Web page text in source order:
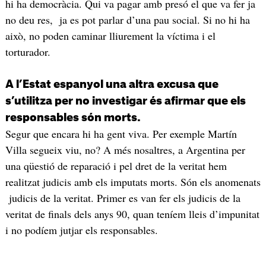
hi ha democràcia. Qui va pagar amb presó el que va fer ja
no deu res, ja es pot parlar d’una pau social. Si no hi ha
això, no poden caminar lliurement la víctima i el
torturador.
A l’Estat espanyol una altra excusa que
s’utilitza per no investigar és afirmar que els
responsables són morts.
Segur que encara hi ha gent viva. Per exemple Martín
Villa segueix viu, no? A més nosaltres, a Argentina per
una qüestió de reparació i pel dret de la veritat hem
realitzat judicis amb els imputats morts. Són els anomenats
judicis de la veritat. Primer es van fer els judicis de la
veritat de finals dels anys 90, quan teníem lleis d’impunitat
i no podíem jutjar els responsables.